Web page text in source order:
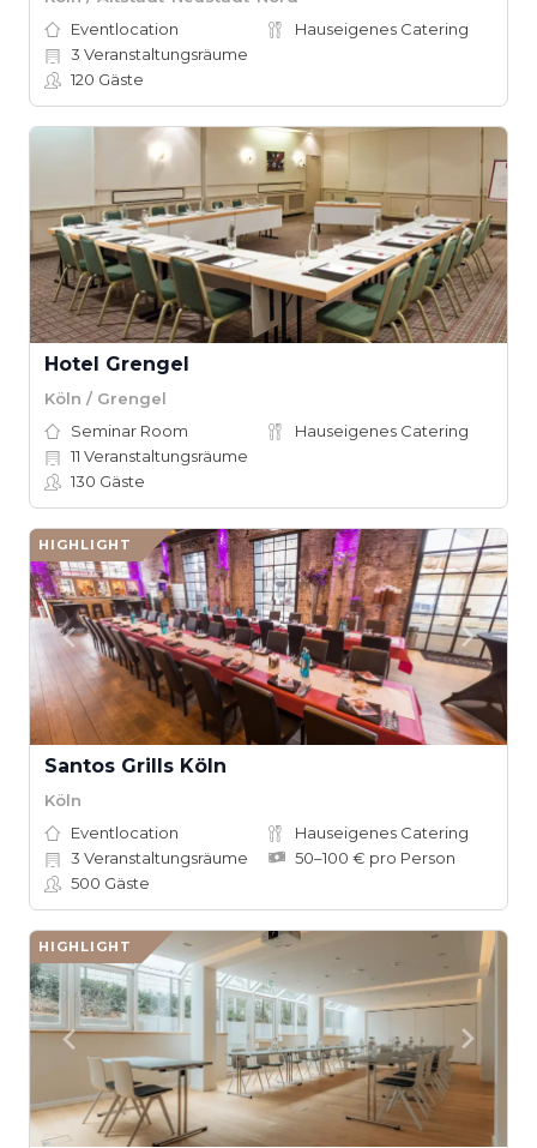
Eventlocation
Hauseigenes Catering
3 Veranstaltungsräume
120 Gäste
Hotel Grengel
Köln / Grengel
Seminar Room
Hauseigenes Catering
11 Veranstaltungsräume
130 Gäste
HIGHLIGHT
Santos Grills Köln
Köln
Eventlocation
Hauseigenes Catering
3 Veranstaltungsräume
50–100 € pro Person
500 Gäste
HIGHLIGHT